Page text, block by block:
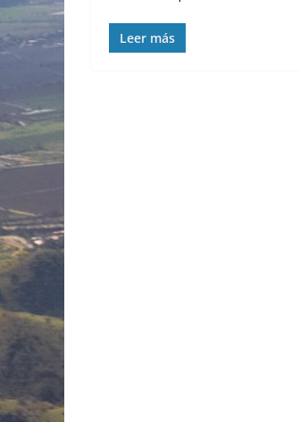
Leer más